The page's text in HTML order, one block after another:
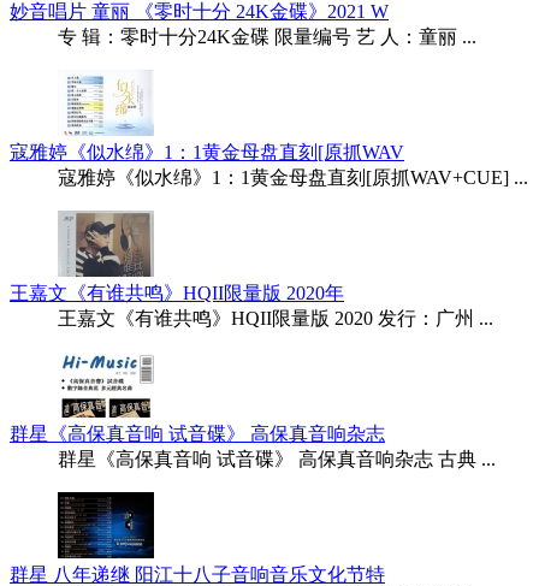
妙音唱片 童丽 《零时十分 24K金碟》2021 W
专 辑：零时十分24K金碟 限量编号 艺 人：童丽 ...
寇雅婷《似水绵》1：1黄金母盘直刻[原抓WAV
寇雅婷《似水绵》1：1黄金母盘直刻[原抓WAV+CUE] ...
王嘉文《有谁共鸣》HQII限量版 2020年
王嘉文《有谁共鸣》HQII限量版 2020 发行：广州 ...
群星《高保真音响 试音碟》 高保真音响杂志
群星《高保真音响 试音碟》 高保真音响杂志 古典 ...
群星 八年递继 阳江十八子音响音乐文化节特